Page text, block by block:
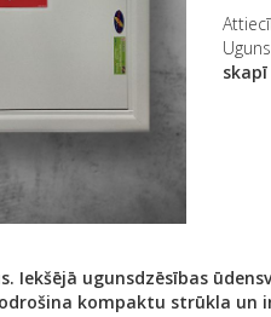
Iekšējā ugunsdzēsības
kompaktu strūkla un